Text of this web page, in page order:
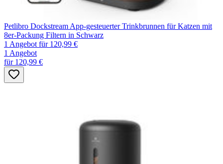
Petlibro Dockstream App-gesteuerter Trinkbrunnen für Katzen mit
8er-Packung Filtern in Schwarz
1 Angebot für 120,99 €
1 Angebot
für 120,99 €